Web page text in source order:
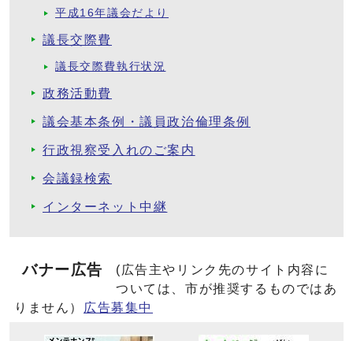
平成16年議会だより
議長交際費
議長交際費執行状況
政務活動費
議会基本条例・議員政治倫理条例
行政視察受入れのご案内
会議録検索
インターネット中継
バナー広告
(広告主やリンク先のサイト内容に
ついては、市が推奨するものではあ
りません）
広告募集中